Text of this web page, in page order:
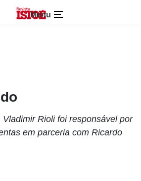
Menu
Rioli foi responsável por
em parceria com Ricardo